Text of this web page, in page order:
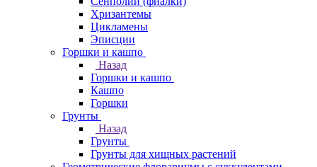
Хризантемы
Цикламены
Эписции
Горшки и кашпо
Назад
Горшки и кашпо
Кашпо
Горшки
Грунты
Назад
Грунты
Грунты для хищных растений